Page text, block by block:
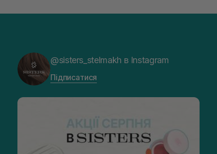
@sisters_stelmakh в Instagram
Підписатися